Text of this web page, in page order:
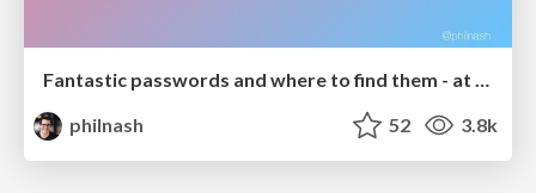
philnash
52 3.8k